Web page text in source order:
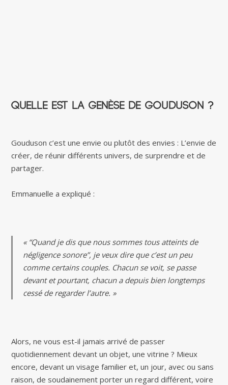
Quelle est la genèse de Gouduson ?
Gouduson c’est une envie ou plutôt des envies : L’envie de
créer, de réunir différents univers, de surprendre et de
partager.
Emmanuelle a expliqué :
« “Quand je dis que nous sommes tous atteints de
négligence sonore”, je veux dire que c’est un peu
comme certains couples. Chacun se voit, se passe
devant et pourtant, chacun a depuis bien longtemps
cessé de regarder l’autre. »
Alors, ne vous est-il jamais arrivé de passer
quotidiennement devant un objet, une vitrine ? Mieux
encore, devant un visage familier et, un jour, avec ou sans
raison, de soudainement porter un regard différent, voire